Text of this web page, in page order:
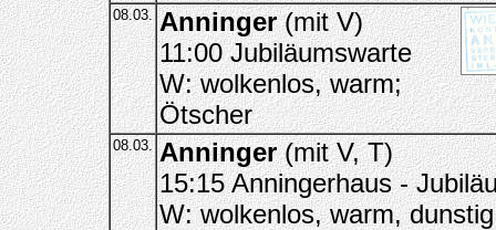
08.03. Anninger(mit V)
11:00 Jubiläumswarte
W: wolkenlos, warm;
Ötscher
08.03. Anninger(mit V, T)
15:15 Anningerhaus -
W: wolkenlos, warm, dunstig